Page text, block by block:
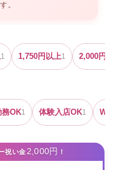
。
1 1,750円以上1 2,000円
務OK1 体験入店OK1 W
祝い金2,000円 ！